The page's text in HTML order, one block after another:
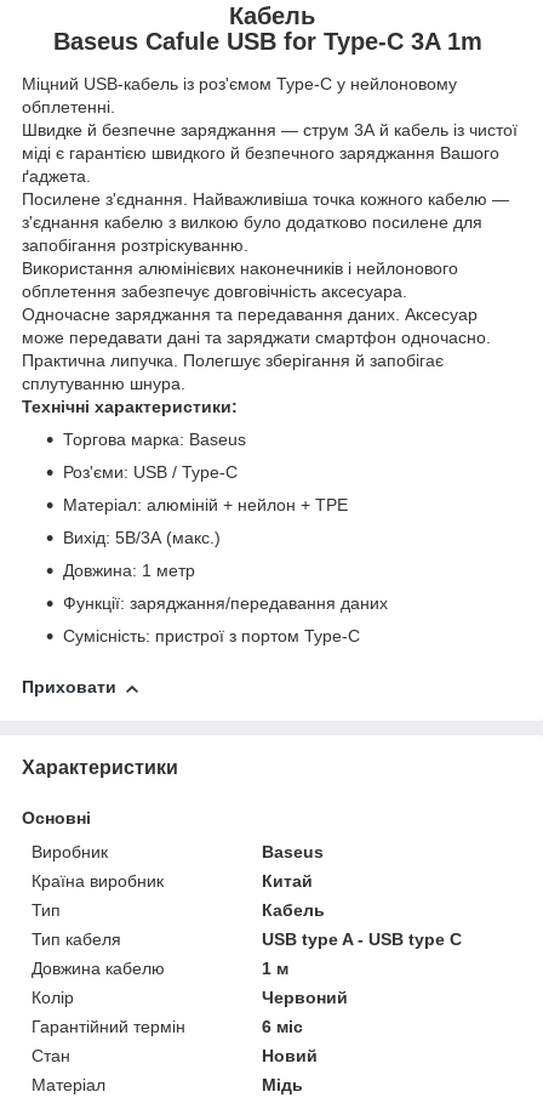
Кабель
Baseus Cafule USB for Type-C 3A 1m
Міцний USB-кабель із роз'ємом Type-C у нейлоновому
обплетенні.
Швидке й безпечне заряджання — струм 3А й кабель із чистої
міді є гарантією швидкого й безпечного заряджання Вашого
ґаджета.
Посилене з'єднання. Найважливіша точка кожного кабелю —
з'єднання кабелю з вилкою було додатково посилене для
запобігання розтріскуванню.
Використання алюмінієвих наконечників і нейлонового
обплетення забезпечує довговічність аксесуара.
Одночасне заряджання та передавання даних. Аксесуар
може передавати дані та заряджати смартфон одночасно.
Практична липучка. Полегшує зберігання й запобігає
сплутуванню шнура.
Технічні характеристики:
Торгова марка: Baseus
Роз'єми: USB / Type-C
Матеріал: алюміній + нейлон + TPE
Вихід: 5В/3А (макс.)
Довжина: 1 метр
Функції: заряджання/передавання даних
Сумісність: пристрої з портом Type-C
Приховати
Характеристики
Основні
Виробник
Baseus
Країна виробник
Китай
Тип
Кабель
Тип кабеля
USB type A - USB type C
Довжина кабелю
1 м
Колір
Червоний
Гарантійний термін
6 міс
Стан
Новий
Матеріал
Мідь